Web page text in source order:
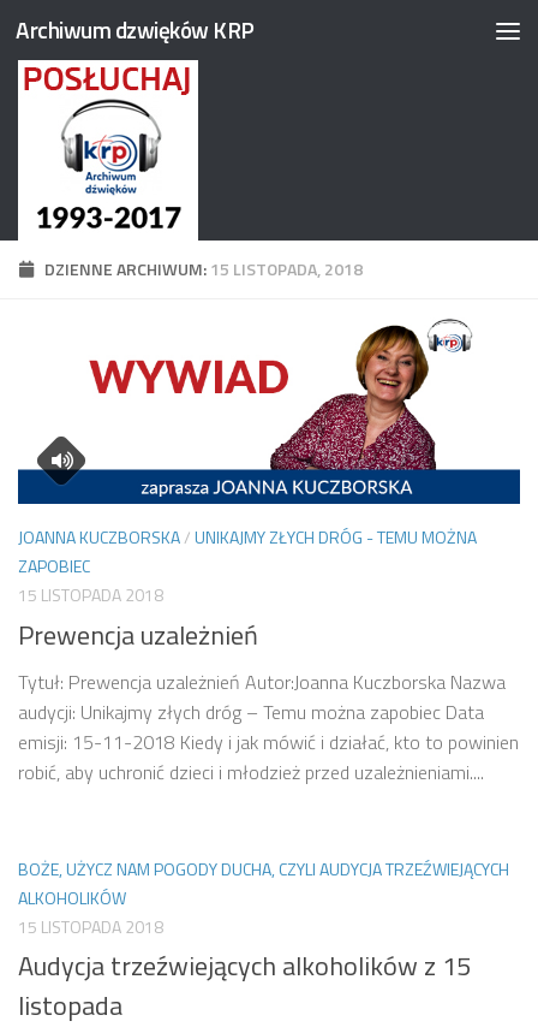
Przejdź do treści
Archiwum dzwięków KRP
DZIENNE ARCHIWUM:15 LISTOPADA, 2018
JOANNA KUCZBORSKA/UNIKAJMY ZŁYCH DRÓG - TEMU MOŻNA
ZAPOBIEC
15 LISTOPADA 2018
Prewencja uzależnień
Tytuł: Prewencja uzależnień Autor:Joanna Kuczborska Nazwa
audycji: Unikajmy złych dróg – Temu można zapobiec Data
emisji: 15-11-2018 Kiedy i jak mówić i działać, kto to powinien
robić, aby uchronić dzieci i młodzież przed uzależnieniami....
BOŻE, UŻYCZ NAM POGODY DUCHA, CZYLI AUDYCJA TRZEŹWIEJĄCYCH
ALKOHOLIKÓW
15 LISTOPADA 2018
Audycja trzeźwiejących alkoholików z 15
listopada